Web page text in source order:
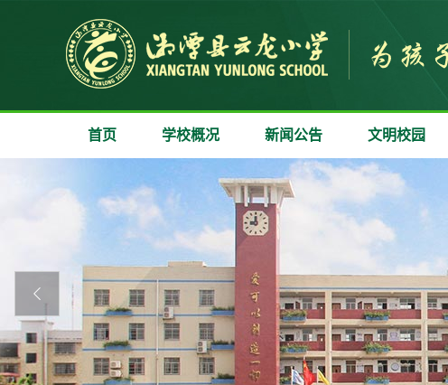
首页 学校概况 新闻公告 文明校园
